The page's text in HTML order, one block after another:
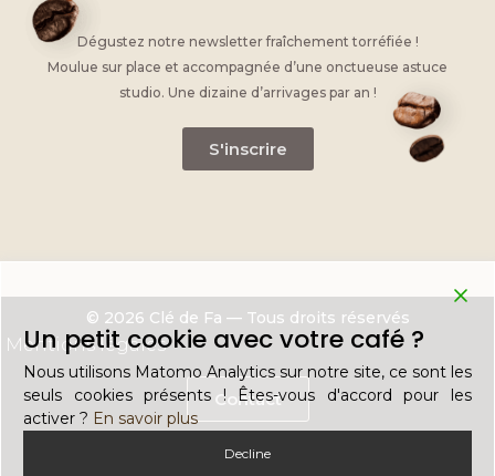
Dégustez notre newsletter fraîchement torréfiée !
Moulue sur place et accompagnée d’une onctueuse astuce
studio. Une dizaine d’arrivages par an !
S'inscrire
© 2026 Clé de Fa — Tous droits réservés
Mentions légales
Contact
Un petit cookie avec votre café ?
Nous utilisons Matomo Analytics sur notre site, ce sont les
seuls cookies présents ! Êtes-vous d'accord pour les
activer ? En savoir plus
Decline